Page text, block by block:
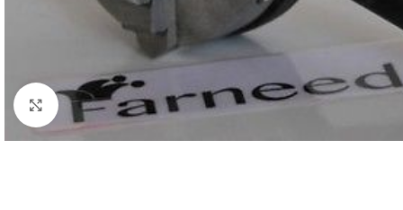
Click to enlarge